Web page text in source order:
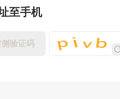
至手机